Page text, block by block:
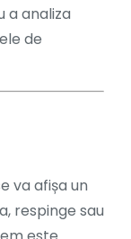
a analiza
de
va afișa un
respinge sau